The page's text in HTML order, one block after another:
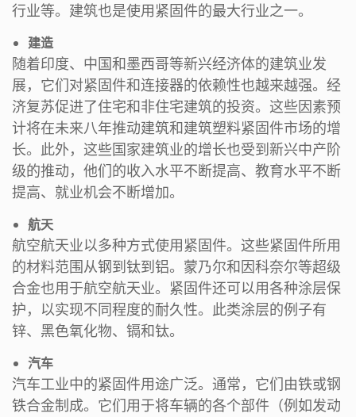
行业等。建筑也是使用紧固件的最大行业之一。
建造
随着印度、中国和墨西哥等新兴经济体的建筑业发
展，它们对紧固件和连接器的依赖性也越来越强。经
济复苏促进了住宅和非住宅建筑的投资。这些因素预
计将在未来八年推动建筑和建筑塑料紧固件市场的增
长。此外，这些国家建筑业的增长也受到新兴中产阶
级的推动，他们的收入水平不断提高、教育水平不断
提高、就业机会不断增加。
航天
航空航天业以多种方式使用紧固件。这些紧固件所用
的材料范围从钢到钛到铝。蒙乃尔和因科奈尔等超级
合金也用于航空航天业。紧固件还可以用各种涂层保
护，以实现不同程度的耐久性。此类涂层的例子有
锌、黑色氧化物、镉和钛。
汽车
汽车工业中的紧固件用途广泛。通常，它们由铁或钢
铁合金制成。它们用于将车辆的各个部件（例如发动